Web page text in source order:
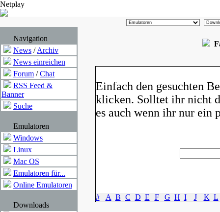
Netplay
Navigation
News /Archiv
News einreichen
Forum /Chat
RSS Feed &
Banner
Suche
Emulatoren
Windows
Linux
Mac OS
Emulatoren für...
Online Emulatoren
Downloads
Einfach den gesuchten
klicken. Solltet ihr nicht
es auch wenn ihr nur ein
# A B C D E F G H I J K L